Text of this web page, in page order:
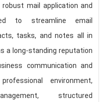
mail application and
to streamline email
tasks, and notes all in
a long-standing reputation
communication and
environment,
structured